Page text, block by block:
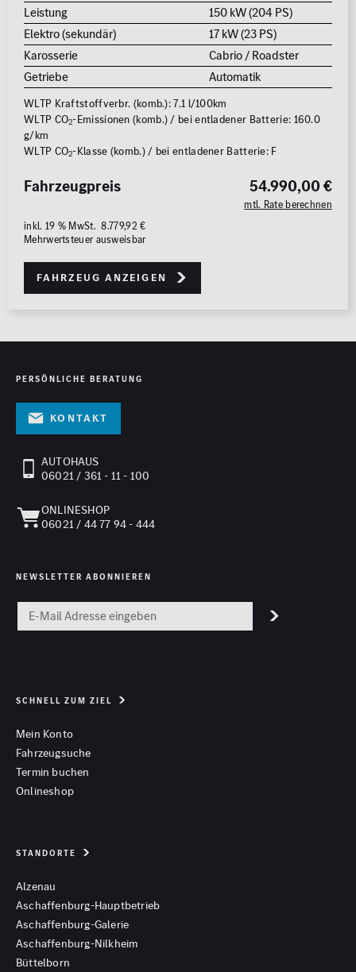
Leistung
150 kW (204 PS)
Elektro (sekundär)
17 kW (23 PS)
Karosserie
Cabrio / Roadster
Getriebe
Automatik
WLTP Kraftstoffverbr. (komb.): 7.1 l/100km
WLTP CO2-Emissionen (komb.) / bei entladener Batterie: 160.0
g/km
WLTP CO2-Klasse (komb.) / bei entladener Batterie: F
54.990,00 €
mtl. Rate berechnen
Fahrzeugpreis
inkl. 19 % MwSt. 8.779,92 €
Mehrwertsteuer ausweisbar
Fahrzeug anzeigen
PERSÖNLICHE BERATUNG
Kontakt
AUTOHAUS
06021 / 361 - 11 - 100
ONLINESHOP
06021 / 44 77 94 - 444
NEWSLETTER ABONNIEREN
SCHNELL ZUM ZIEL
Mein Konto
Fahrzeugsuche
Termin buchen
Onlineshop
STANDORTE
Alzenau
Aschaffenburg-Hauptbetrieb
Aschaffenburg-Galerie
Aschaffenburg-Nilkheim
Büttelborn